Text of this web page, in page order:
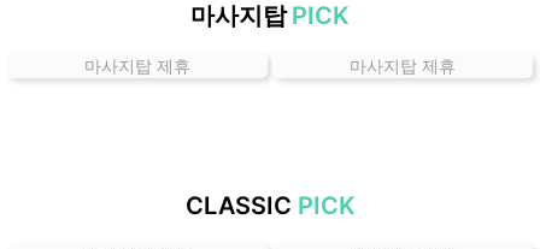
동
마사지탑 PICK
마사지탑 제휴 마사지탑 제휴
CLASSIC PICK